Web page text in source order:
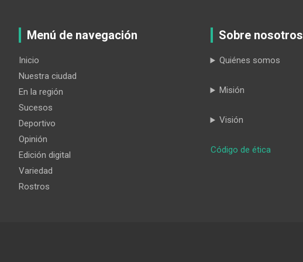
Menú de navegación
Inicio
Nuestra ciudad
En la región
Sucesos
Deportivo
Opinión
Edición digital
Variedad
Rostros
Sobre nosotros
Quiénes somos
Misión
Visión
Código de ética: